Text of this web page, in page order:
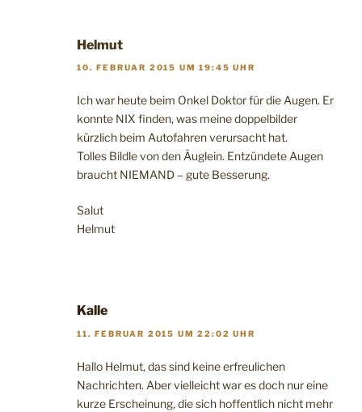
Helmut
10. FEBRUAR 2015 UM 19:45 UHR
Ich war heute beim Onkel Doktor für die Augen. Er
konnte NIX finden, was meine doppelbilder
kürzlich beim Autofahren verursacht hat.
Tolles Bildle von den Äuglein. Entzündete Augen
braucht NIEMAND – gute Besserung.
Salut
Helmut
Kalle
11. FEBRUAR 2015 UM 22:02 UHR
Hallo Helmut, das sind keine erfreulichen
Nachrichten. Aber vielleicht war es doch nur eine
kurze Erscheinung, die sich hoffentlich nicht mehr